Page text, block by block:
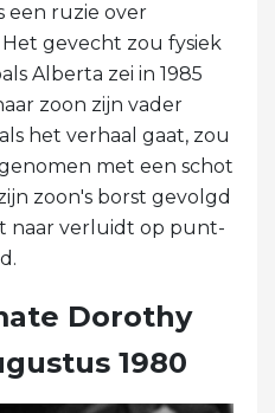
een ruzie over
gevecht zou fysiek
Alberta zei in 1985
zoon zijn vader
het verhaal gaat, zou
met een schot
zoon's borst gevolgd
naar verluidt op punt-
Dorothy
1980